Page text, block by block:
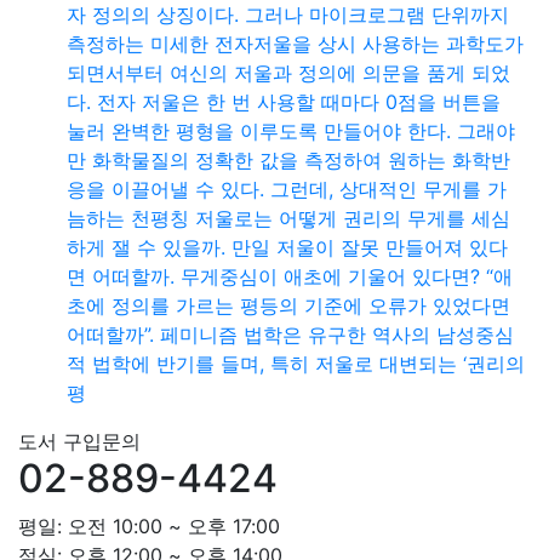
자 정의의 상징이다. 그러나 마이크로그램 단위까지
측정하는 미세한 전자저울을 상시 사용하는 과학도가
되면서부터 여신의 저울과 정의에 의문을 품게 되었
다. 전자 저울은 한 번 사용할 때마다 0점을 버튼을
눌러 완벽한 평형을 이루도록 만들어야 한다. 그래야
만 화학물질의 정확한 값을 측정하여 원하는 화학반
응을 이끌어낼 수 있다. 그런데, 상대적인 무게를 가
늠하는 천평칭 저울로는 어떻게 권리의 무게를 세심
하게 잴 수 있을까. 만일 저울이 잘못 만들어져 있다
면 어떠할까. 무게중심이 애초에 기울어 있다면? “애
초에 정의를 가르는 평등의 기준에 오류가 있었다면
어떠할까”. 페미니즘 법학은 유구한 역사의 남성중심
적 법학에 반기를 들며, 특히 저울로 대변되는 ‘권리의
평
도서 구입문의
02-889-4424
평일: 오전 10:00 ~ 오후 17:00
점심: 오후 12:00 ~ 오후 14:00